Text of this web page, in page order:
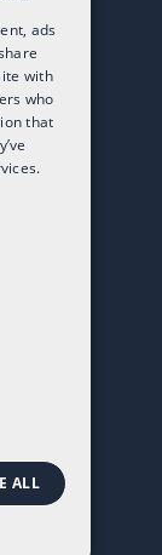
ads
with
who
that
ALL